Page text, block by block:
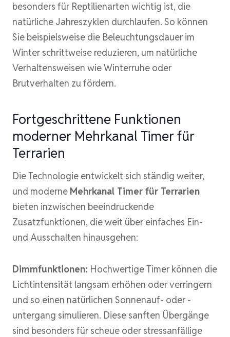
besonders für Reptilienarten wichtig ist, die
natürliche Jahreszyklen durchlaufen. So können
Sie beispielsweise die Beleuchtungsdauer im
Winter schrittweise reduzieren, um natürliche
Verhaltensweisen wie Winterruhe oder
Brutverhalten zu fördern.
Fortgeschrittene Funktionen
moderner Mehrkanal Timer für
Terrarien
Die Technologie entwickelt sich ständig weiter,
und moderne Mehrkanal Timer für Terrarien
bieten inzwischen beeindruckende
Zusatzfunktionen, die weit über einfaches Ein-
und Ausschalten hinausgehen:
Dimmfunktionen: Hochwertige Timer können die
Lichtintensität langsam erhöhen oder verringern
und so einen natürlichen Sonnenauf- oder -
untergang simulieren. Diese sanften Übergänge
sind besonders für scheue oder stressanfällige